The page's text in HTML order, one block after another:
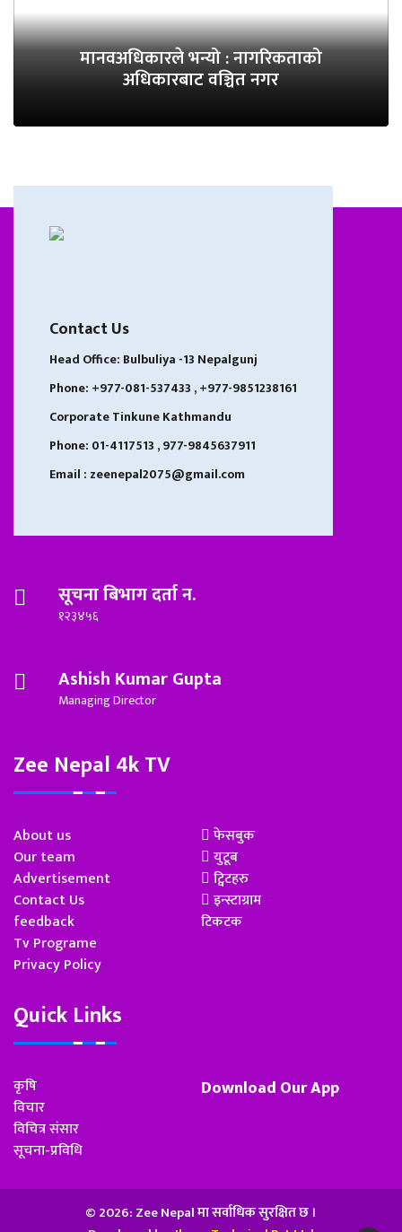
मानवअधिकारले भन्यो : नागरिकताको
अधिकारबाट वञ्चित नगर
Contact Us
Head Office: Bulbuliya -13 Nepalgunj
Phone: +977-081-537433 , +977-9851238161
Corporate Tinkune Kathmandu
Phone: 01-4117513 , 977-9845637911
Email : zeenepal2075@gmail.com
सूचना बिभाग दर्ता न.
१२३४५६
Ashish Kumar Gupta
Managing Director
Zee Nepal 4k TV
About us
Our team
Advertisement
Contact Us
feedback
Tv Programe
Privacy Policy
फेसबुक
युटूब
ट्विटहरु
इन्स्टाग्राम
टिकटक
Quick Links
कृषि
विचार
विचित्र संसार
सूचना-प्रविधि
Download Our App
© 2026: Zee Nepal मा सर्वाधिक सुरक्षित छ ।